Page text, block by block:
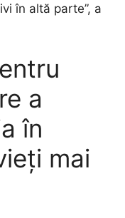
în altă parte”, a
a
în
mai